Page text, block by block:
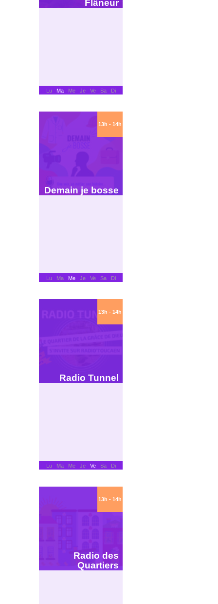
Flâneur
Lu MaMe Je Ve Sa Di
13h - 14h
Demain je bosse
Lu Ma MeJe Ve Sa Di
13h - 14h
Radio Tunnel
Lu Ma Me Je VeSa Di
13h - 14h
Radio des
Quartiers